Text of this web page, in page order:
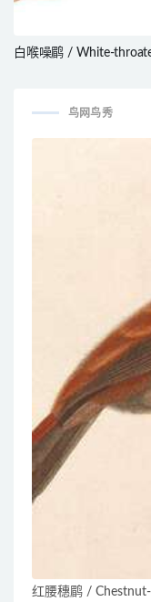
白喉噪鹛 / White-
鸟网鸟秀
红腰穗鹛 /